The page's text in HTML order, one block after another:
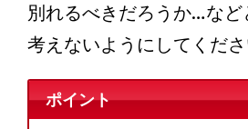
別れるべきだろうか…な
考えないようにしてくださ
ポイント